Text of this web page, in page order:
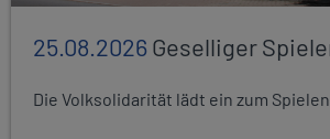
25.08.2026Geselliger
Die Volksolidarität lädt ein zum